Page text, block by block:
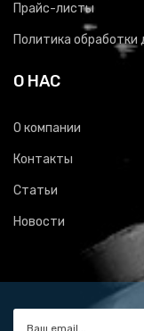
Прайс-листы
Политика обработки
О НАС
О компании
Контакты
Статьи
Новости